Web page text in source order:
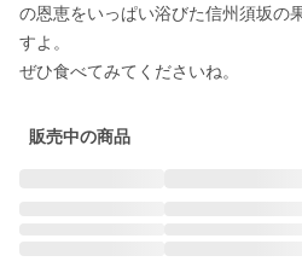
の恩恵をいっぱい浴びた信州須坂の
すよ。
ぜひ食べてみてくださいね。
販売中の商品